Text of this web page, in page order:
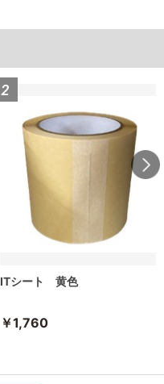
ITシート 黄色
￥1,760